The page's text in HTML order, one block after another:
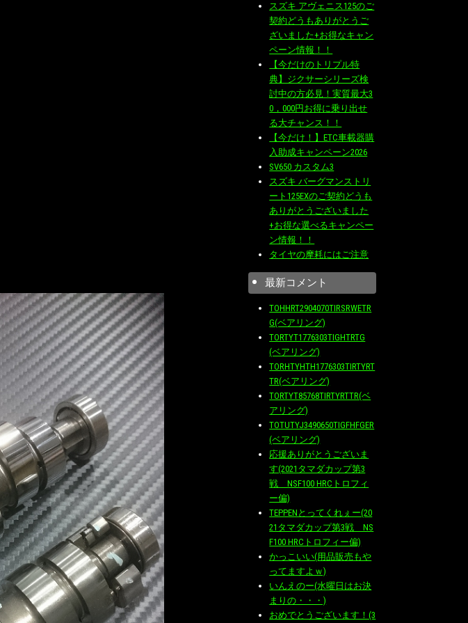
スズキ アヴェニス125のご
契約どうもありがとうご
ざいました+お得なキャン
ペーン情報！！
【今だけのトリプル特
典】ジクサーシリーズ検
討中の方必見！実質最大3
0，000円お得に乗り出せ
る大チャンス！！
【今だけ！】ETC車載器購
入助成キャンペーン2026
SV650 カスタム3
スズキ バーグマンストリ
ート125EXのご契約どうも
ありがとうございました
+お得な選べるキャンペー
ン情報！！
タイヤの摩耗にはご注意
最新コメント
TOHHRT2904070TIRSRWETR
G(ベアリング)
TORTYT1776303TIGHTRTG
(ベアリング)
TORHTYHTH1776303TIRTYRT
TR(ベアリング)
TORTYT85768TIRTYRTTR(ベ
アリング)
TOTUTYJ3490650TIGFHFGER
(ベアリング)
応援ありがとうございま
す(2021タマダカップ第3
戦 NSF100 HRCトロフィ
ー偏)
TEPPENとってくれぇー(20
21タマダカップ第3戦 NS
F100 HRCトロフィー偏)
かっこいい(用品販売もや
ってますよｗ)
いんえのー(水曜日はお決
まりの・・・)
おめでとうございます！(3